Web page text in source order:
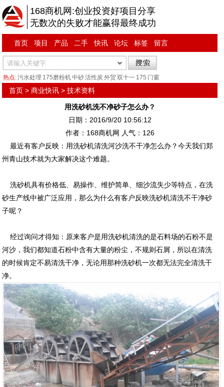
168商机网:创业投资好项目分享
无数次的失败才能赢得最终成功
首页 项目 产品 二手 快讯 论坛 标签 留言
热点:污水处理 175磨粉机中砂活性炭外贸双十一 175 门窗
首页 >商业快讯 >技术资料
用洗砂机洗不净砂子怎么办？
日期：2016/9/20 10:56:12
作者：168商机网 人气： 126
最近有客户反映：用洗砂机清洗河沙洗不干净怎么办？今天我们郑
州青山技术就为大家解决这个难题。
洗砂机具有价格低、易操作、维护简单、细沙流失少等特点，在洗
砂生产线中被广泛应用，那么为什么有客户反映洗砂机清洗不干净砂
子呢？
经过询问才得知：原来客户是用洗砂机清洗的是石料场的石粉不是
河沙，我们都知道石粉中含有大量的粉尘，不规则石屑，所以在清洗
的时候肯定不易清洗干净，无论用那种洗砂机一次都无法完全清洗干
净。